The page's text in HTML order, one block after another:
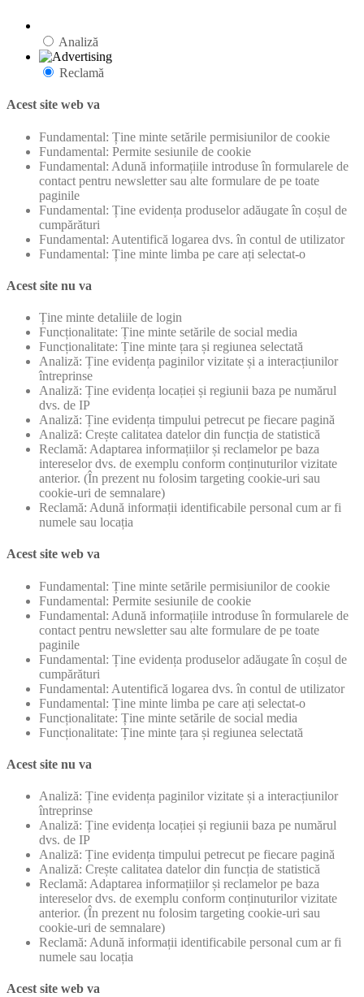
Analiză
Reclamă
Acest site web va
Fundamental: Ține minte setările permisiunilor de cookie
Fundamental: Permite sesiunile de cookie
Fundamental: Adună informațiile introduse în formularele de
contact pentru newsletter sau alte formulare de pe toate
paginile
Fundamental: Ține evidența produselor adăugate în coșul de
cumpărături
Fundamental: Autentifică logarea dvs. în contul de utilizator
Fundamental: Ține minte limba pe care ați selectat-o
Acest site nu va
Ține minte detaliile de login
Funcționalitate: Ține minte setările de social media
Funcționalitate: Ține minte țara și regiunea selectată
Analiză: Ține evidența paginilor vizitate și a interacțiunilor
întreprinse
Analiză: Ține evidența locației și regiunii baza pe numărul
dvs. de IP
Analiză: Ține evidența timpului petrecut pe fiecare pagină
Analiză: Crește calitatea datelor din funcția de statistică
Reclamă: Adaptarea informațiilor și reclamelor pe baza
intereselor dvs. de exemplu conform conținuturilor vizitate
anterior. (În prezent nu folosim targeting cookie-uri sau
cookie-uri de semnalare)
Reclamă: Adună informații identificabile personal cum ar fi
numele sau locația
Acest site web va
Fundamental: Ține minte setările permisiunilor de cookie
Fundamental: Permite sesiunile de cookie
Fundamental: Adună informațiile introduse în formularele de
contact pentru newsletter sau alte formulare de pe toate
paginile
Fundamental: Ține evidența produselor adăugate în coșul de
cumpărături
Fundamental: Autentifică logarea dvs. în contul de utilizator
Fundamental: Ține minte limba pe care ați selectat-o
Funcționalitate: Ține minte setările de social media
Funcționalitate: Ține minte țara și regiunea selectată
Acest site nu va
Analiză: Ține evidența paginilor vizitate și a interacțiunilor
întreprinse
Analiză: Ține evidența locației și regiunii baza pe numărul
dvs. de IP
Analiză: Ține evidența timpului petrecut pe fiecare pagină
Analiză: Crește calitatea datelor din funcția de statistică
Reclamă: Adaptarea informațiilor și reclamelor pe baza
intereselor dvs. de exemplu conform conținuturilor vizitate
anterior. (În prezent nu folosim targeting cookie-uri sau
cookie-uri de semnalare)
Reclamă: Adună informații identificabile personal cum ar fi
numele sau locația
Acest site web va